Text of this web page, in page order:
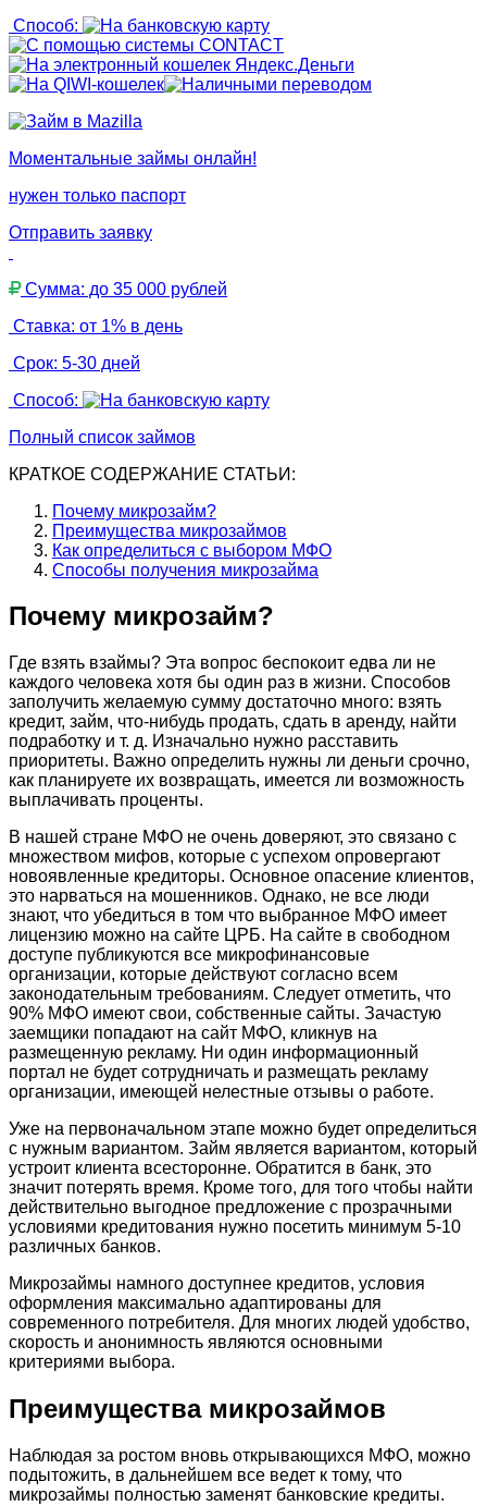
Способ:
Моментальные займы онлайн!
нужен только паспорт
Отправить заявку
Сумма: до 35 000 рублей
Ставка: от 1% в день
Срок: 5-30 дней
Способ:
Полный список займов
КРАТКОЕ СОДЕРЖАНИЕ СТАТЬИ:
Почему микрозайм?
Преимущества микрозаймов
Как определиться с выбором МФО
Способы получения микрозайма
Почему микрозайм?
Где взять взаймы? Эта вопрос беспокоит едва ли не
каждого человека хотя бы один раз в жизни. Способов
заполучить желаемую сумму достаточно много: взять
кредит, займ, что-нибудь продать, сдать в аренду, найти
подработку и т. д. Изначально нужно расставить
приоритеты. Важно определить нужны ли деньги срочно,
как планируете их возвращать, имеется ли возможность
выплачивать проценты.
В нашей стране МФО не очень доверяют, это связано с
множеством мифов, которые с успехом опровергают
новоявленные кредиторы. Основное опасение клиентов,
это нарваться на мошенников. Однако, не все люди
знают, что убедиться в том что выбранное МФО имеет
лицензию можно на сайте ЦРБ. На сайте в свободном
доступе публикуются все микрофинансовые
организации, которые действуют согласно всем
законодательным требованиям. Следует отметить, что
90% МФО имеют свои, собственные сайты. Зачастую
заемщики попадают на сайт МФО, кликнув на
размещенную рекламу. Ни один информационный
портал не будет сотрудничать и размещать рекламу
организации, имеющей нелестные отзывы о работе.
Уже на первоначальном этапе можно будет определиться
с нужным вариантом. Займ является вариантом, который
устроит клиента всесторонне. Обратится в банк, это
значит потерять время. Кроме того, для того чтобы найти
действительно выгодное предложение с прозрачными
условиями кредитования нужно посетить минимум 5-10
различных банков.
Микрозаймы намного доступнее кредитов, условия
оформления максимально адаптированы для
современного потребителя. Для многих людей удобство,
скорость и анонимность являются основными
критериями выбора.
Преимущества микрозаймов
Наблюдая за ростом вновь открывающихся МФО, можно
подытожить, в дальнейшем все ведет к тому, что
микрозаймы полностью заменят банковские кредиты.